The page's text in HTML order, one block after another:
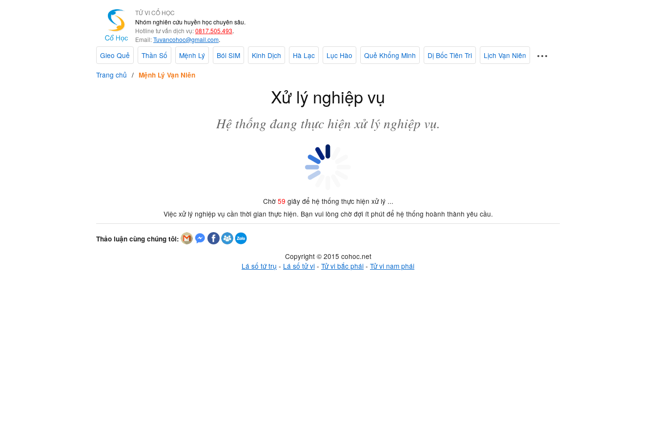
TỬ VI CỔ HỌC
Nhóm nghiên cứu huyền học chuyên sâu.
Hotline tư vấn dịch vụ:0817.505.493.
Email:Tuvancohoc@gmail.com.
Gieo Quẻ Thần Số Mệnh Lý Bói SIM Kinh Dịch Hà Lạc Lục Hào Quẻ Khổng Minh Dị Bốc Tiên Tri
Lịch Vạn Niên
Trang chủ
Mệnh Lý Vạn Niên
Xử lý nghiệp vụ
Hệ thống đang thực hiện xử lý nghiệp vụ.
Chờ 59 giây để hệ thống thực hiện xử lý ...
Việc xử lý nghiệp vụ cần thời gian thực hiện. Bạn vui lòng chờ đợi ít phút để hệ thống hoành thành yêu cầu.
Thảo luận cùng chúng tôi:
Copyright © 2015 cohoc.net
Lá số tứ trụ - Lá số tử vi - Tử vi bắc phái - Tử vi nam phái